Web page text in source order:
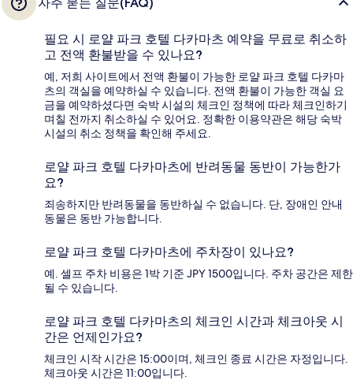
필요 시 로얄 파크 호텔 다카마츠 예약을 무료로 취소하
고 전액 환불받을 수 있나요?
예, 저희 사이트에서 전액 환불이 가능한 로얄 파크 호텔 다카마
츠의 객실을 예약하실 수 있습니다. 전액 환불이 가능한 객실 요
금을 예약하셨다면 숙박 시설의 체크인 정책에 따라 체크인하기
며칠 전까지 취소하실 수 있어요. 정확한 이용약관은 해당 숙박
시설의 취소 정책을 확인해 주세요.
로얄 파크 호텔 다카마츠에 반려동물 동반이 가능한가
요?
죄송하지만 반려동물을 동반하실 수 없습니다. 단, 장애인 안내
동물은 동반 가능합니다.
로얄 파크 호텔 다카마츠에 주차장이 있나요?
예. 셀프 주차 비용은 1박 기준 JPY 1500입니다. 주차 공간은 제한
될 수 있습니다.
로얄 파크 호텔 다카마츠의 체크인 시간과 체크아웃 시
간은 언제인가요?
체크인 시작 시간은 15:00이며, 체크인 종료 시간은 자정입니다.
체크아웃 시간은 11:00입니다.